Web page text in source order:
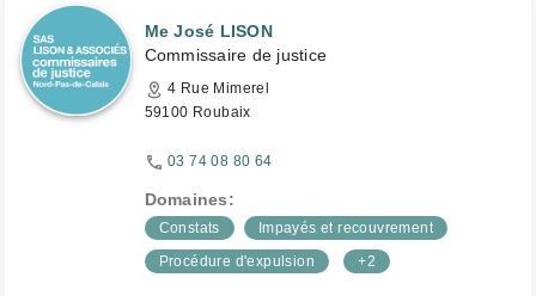
Me José LISON
Commissaire de justice
4 Rue Mimerel
59100 Roubaix
03 74 08 80 64
Domaines:
Constats
Impayés et recouvrement
Procédure d'expulsion
+2